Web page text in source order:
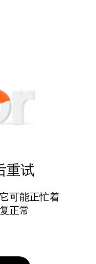
重试
可能正忙着
正常